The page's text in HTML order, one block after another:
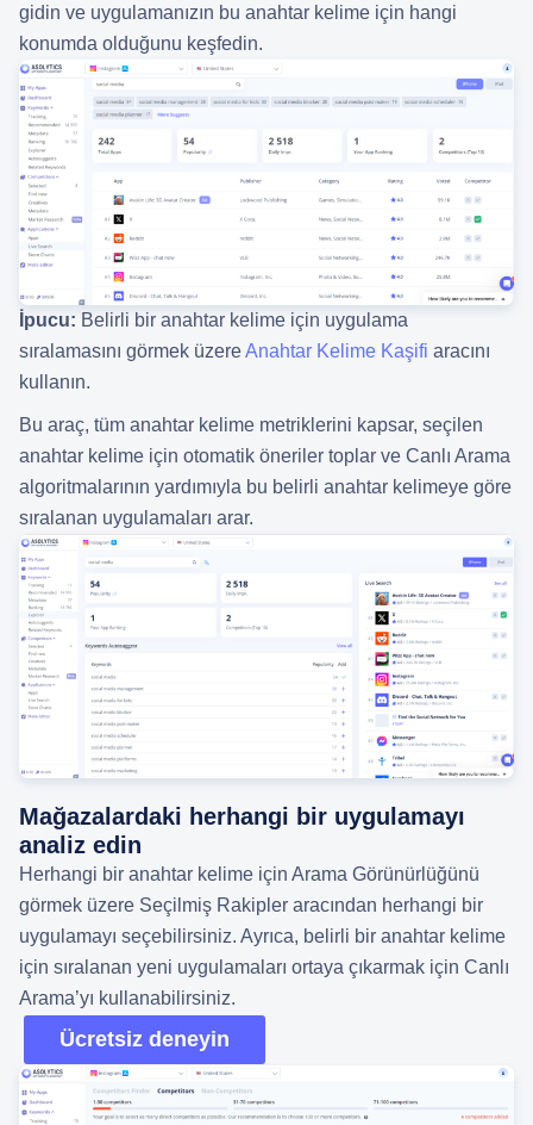
gidin ve uygulamanızın bu anahtar kelime için hangi
konumda olduğunu keşfedin.
İpucu: Belirli bir anahtar kelime için uygulama
sıralamasını görmek üzereAnahtar Kelime Kaşifi aracını
kullanın.
Bu araç, tüm anahtar kelime metriklerini kapsar, seçilen
anahtar kelime için otomatik öneriler toplar ve Canlı Arama
algoritmalarının yardımıyla bu belirli anahtar kelimeye göre
sıralanan uygulamaları arar.
Mağazalardaki herhangi bir uygulamayı
analiz edin
Herhangi bir anahtar kelime için Arama Görünürlüğünü
görmek üzere Seçilmiş Rakipler aracından herhangi bir
uygulamayı seçebilirsiniz. Ayrıca, belirli bir anahtar kelime
için sıralanan yeni uygulamaları ortaya çıkarmak için Canlı
Arama’yı kullanabilirsiniz.
Ücretsiz deneyin